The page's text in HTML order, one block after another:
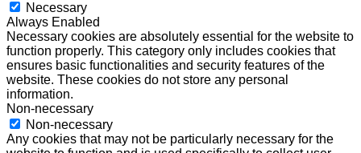
Necessary
Always Enabled
Necessary cookies are absolutely essential for the website to
function properly. This category only includes cookies that
ensures basic functionalities and security features of the
website. These cookies do not store any personal
information.
Non-necessary
Non-necessary
Any cookies that may not be particularly necessary for the